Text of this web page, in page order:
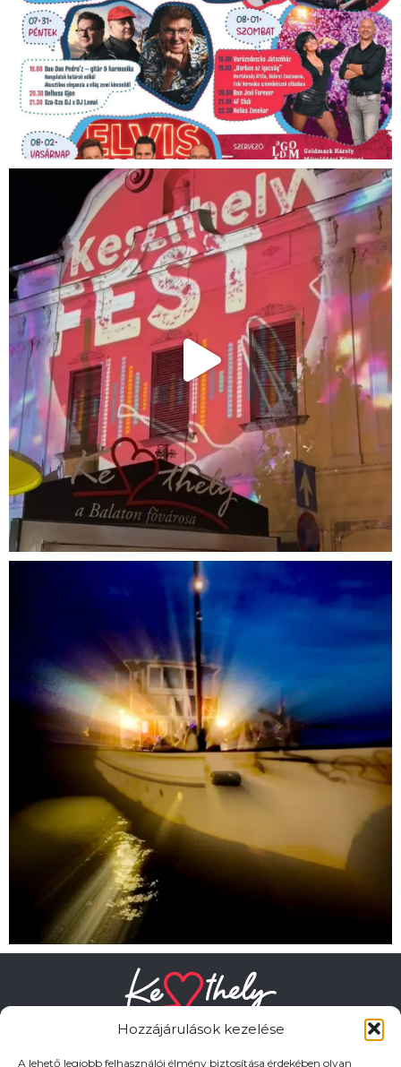
Hozzájárulások kezelése
A lehető legjobb felhasználói élmény biztosítása érdekében olyan